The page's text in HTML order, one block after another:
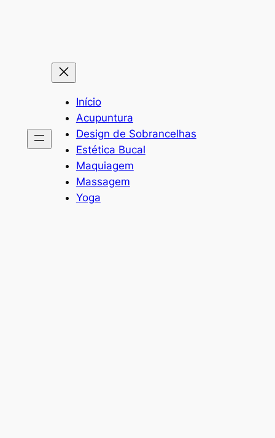
Início
Acupuntura
Design de Sobrancelhas
Estética Bucal
Maquiagem
Massagem
Yoga